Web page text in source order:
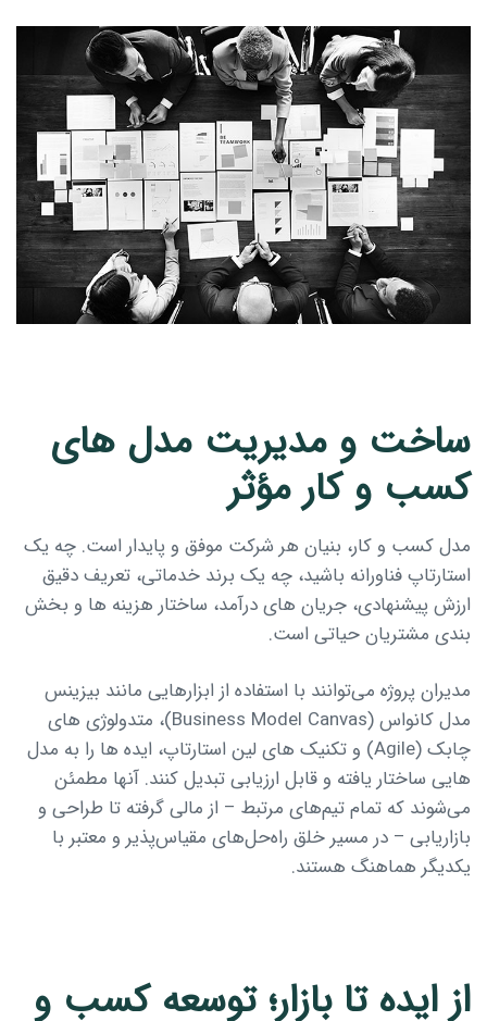
ساخت و مدیریت مدل های
کسب و کار مؤثر
مدل کسب و کار، بنیان هر شرکت موفق و پایدار است. چه یک
استارتاپ فناورانه باشید، چه یک برند خدماتی، تعریف دقیق
ارزش پیشنهادی، جریان های درآمد، ساختار هزینه ها و بخش
بندی مشتریان حیاتی است.
مدیران پروژه می‌توانند با استفاده از ابزارهایی مانند بیزینس
مدل کانواس (Business Model Canvas)، متدولوژی های
چابک (Agile) و تکنیک های لین استارتاپ، ایده ها را به مدل
هایی ساختار یافته و قابل ارزیابی تبدیل کنند. آنها مطمئن
می‌شوند که تمام تیم‌های مرتبط – از مالی گرفته تا طراحی و
بازاریابی – در مسیر خلق راه‌حل‌های مقیاس‌پذیر و معتبر با
یکدیگر هماهنگ هستند.
از ایده تا بازار؛ توسعه کسب و